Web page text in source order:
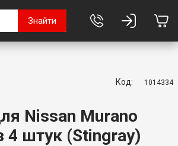
Знайти
Код: 1014334
Nissan Murano
4 штук (Stingray)